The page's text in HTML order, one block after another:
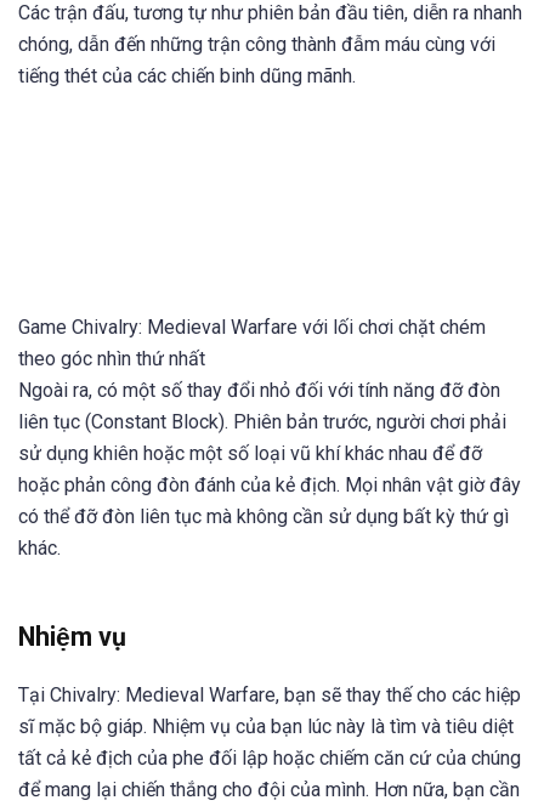
Các trận đấu, tương tự như phiên bản đầu tiên, diễn ra nhanh
chóng, dẫn đến những trận công thành đẫm máu cùng với
tiếng thét của các chiến binh dũng mãnh.
Game Chivalry: Medieval Warfare với lối chơi chặt chém
theo góc nhìn thứ nhất
Ngoài ra, có một số thay đổi nhỏ đối với tính năng đỡ đòn
liên tục (Constant Block). Phiên bản trước, người chơi phải
sử dụng khiên hoặc một số loại vũ khí khác nhau để đỡ
hoặc phản công đòn đánh của kẻ địch. Mọi nhân vật giờ đây
có thể đỡ đòn liên tục mà không cần sử dụng bất kỳ thứ gì
khác.
Nhiệm vụ
Tại Chivalry: Medieval Warfare, bạn sẽ thay thế cho các hiệp
sĩ mặc bộ giáp. Nhiệm vụ của bạn lúc này là tìm và tiêu diệt
tất cả kẻ địch của phe đối lập hoặc chiếm căn cứ của chúng
để mang lại chiến thắng cho đội của mình. Hơn nữa, bạn cần